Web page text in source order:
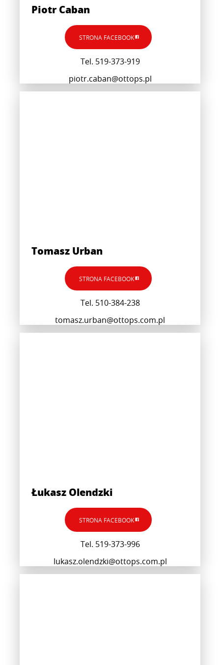
Piotr Caban
STRONA FACEBOOK
Tel. 519-373-919
piotr.caban@ottops.pl
Tomasz Urban
STRONA FACEBOOK
Tel. 510-384-238
tomasz.urban@ottops.com.pl
Łukasz Olendzki
STRONA FACEBOOK
Tel. 519-373-996
lukasz.olendzki@ottops.com.pl